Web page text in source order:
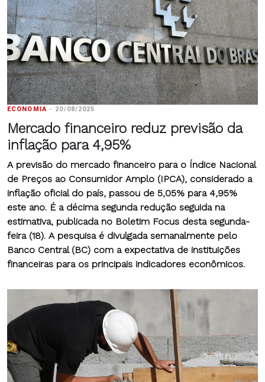
ECONOMIA- 20/08/2025
Mercado financeiro reduz previsão da
inflação para 4,95%
A previsão do mercado financeiro para o Índice Nacional
de Preços ao Consumidor Amplo (IPCA), considerado a
inflação oficial do país, passou de 5,05% para 4,95%
este ano. É a décima segunda redução seguida na
estimativa, publicada no Boletim Focus desta segunda-
feira (18). A pesquisa é divulgada semanalmente pelo
Banco Central (BC) com a expectativa de instituições
financeiras para os principais indicadores econômicos.